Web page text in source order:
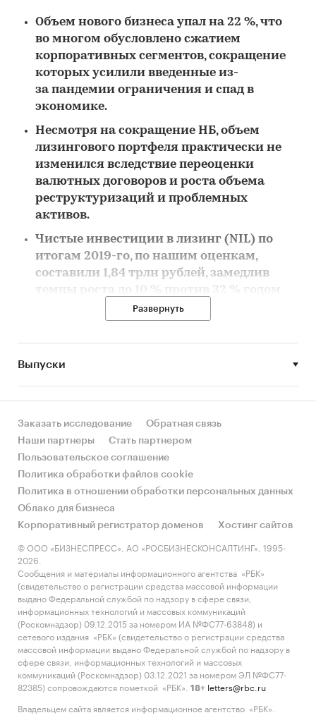
Объем нового бизнеса упал на 22 %, что
во многом обусловлено сжатием
корпоративных сегментов, сокращение
которых усилили введенные из-
за пандемии ограничения и спад в
экономике.
Несмотря на сокращение НБ, объем
лизингового портфеля практически не
изменился вследствие переоценки
валютных договоров и роста объема
реструктуризаций и проблемных
активов.
Чистые инвестиции в лизинг (NIL) по
итогам 2019-го, по нашим оценкам,
составили 1,84 трлн рублей, замедлив
темпы роста до 10 % против 32 % годом
по итогам 1-го полугодия 2020-го до 43 %
абсолютном значении сегмент не
Снижение спроса со стороны ЛП вкупе с
карантинными ограничениями в работе
поставщиков оборудования стали
основными проблемами ЛК в 1-м
полугодии 2020 года.
Большинство договоров ЛК по-прежнему
заключается путем прямых продаж (64 %
всех сделок), однако доля сделок,
совершенных в офисах банков, выросла в
1-м полугодии 2020 года.
«Эксперт РА» по-прежнему ожидает
сокращения рынка лизинга по итогам
года в пределах 10–20 %, при этом более
консервативный сценарий возможен
при ухудшении эпидемиологической
ситуации.
Развернуть
Выпуски
Заказать исследование
Обратная связь
Наши партнеры
Стать партнером
Пользовательское соглашение
Политика обработки файлов cookie
Политика в отношении обработки персональных данных
Облако для бизнеса
Корпоративный регистратор доменов
Хостинг сайтов
© ООО «БИЗНЕСПРЕСС», АО «РОСБИЗНЕСКОНСАЛТИНГ», 1995-
2026.
Сообщения и материалы информационного агентства «РБК»
(свидетельство о регистрации средства массовой информации
выдано Федеральной службой по надзору в сфере связи,
информационных технологий и массовых коммуникаций
(Роскомнадзор) 09.12.2015 за номером ИА №ФС77-63848) и
сетевого издания «РБК» (свидетельство о регистрации средства
массовой информации выдано Федеральной службой по надзору в
сфере связи, информационных технологий и массовых
коммуникаций (Роскомнадзор) 03.12.2021 за номером ЭЛ №ФС77-
82385) сопровождаются пометкой «РБК».
18+ letters@rbc.ru
Владельцем сайта является информационное агентство «РБК».